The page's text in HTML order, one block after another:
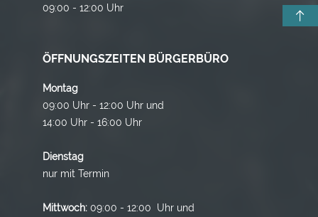
09:00 - 12:00 Uhr
ÖFFNUNGSZEITEN BÜRGERBÜRO
Montag
09:00 Uhr - 12:00 Uhr und
14:00 Uhr - 16:00 Uhr
Dienstag
nur mit Termin
Mittwoch: 09:00 - 12:00 Uhr und